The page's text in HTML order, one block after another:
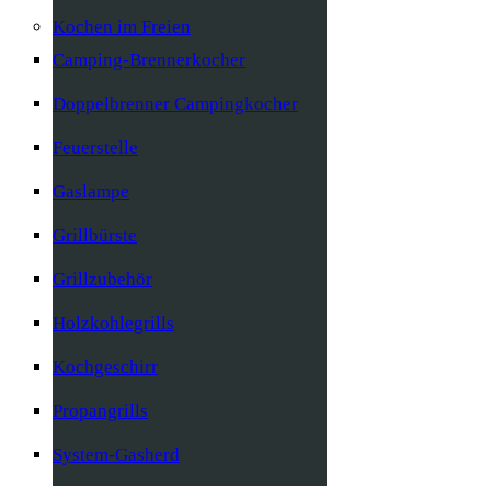
Kochen im Freien
Camping-Brennerkocher
Doppelbrenner Campingkocher
Feuerstelle
Gaslampe
Grillbürste
Grillzubehör
Holzkohlegrills
Kochgeschirr
Propangrills
System-Gasherd